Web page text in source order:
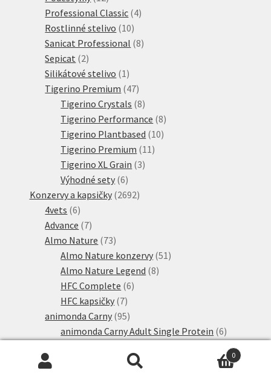
produktů
Professional Classic 44
Rostlinné stelivo 1010
produktů
Sanicat Professional 88
Sepicat 22
produkty
Silikátové stelivo 1 1
produkt
Tigerino Premium 4747
produktů
Tigerino Crystals 88
produktů
Tigerino Performance 88
produktů
Tigerino Plantbased 1010
Tigerino Premium 11 11
Tigerino XL Grain 33
Výhodné sety 66
produktů
Konzervy a kapsičky 26922692
4vets 66
produktů
Advance 77
produktů
Almo Nature 7373
produktů
Almo Nature konzervy 51 51
Almo Nature Legend 88
HFC Complete 66
HFC kapsičky 77
produktů
animonda Carny 9595
produktů
animonda Carny Adult Single Protein 66
produktů
produktů
0